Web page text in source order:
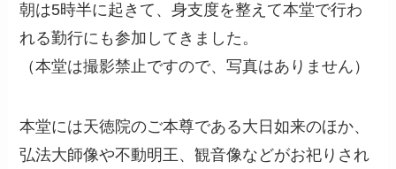
朝は5時半に起きて、身支度を整えて本堂で行わ
れる勤行にも参加してきました。
（本堂は撮影禁止ですので、写真はありません）
本堂には天徳院のご本尊である大日如来のほか、
弘法大師像や不動明王、観音像などがお祀りされ